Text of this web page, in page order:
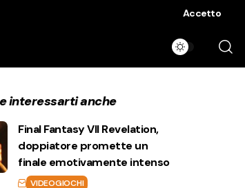
Accetto
interessarti anche
Final Fantasy VII Revelation,
doppiatore promette un
finale emotivamente intenso
VIDEOGIOCHI